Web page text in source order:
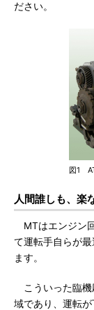
ださい。
図1
人間誰しも、楽
MTはエンジン
て運転手自らが
ます。
こういった臨機
域であり、運転